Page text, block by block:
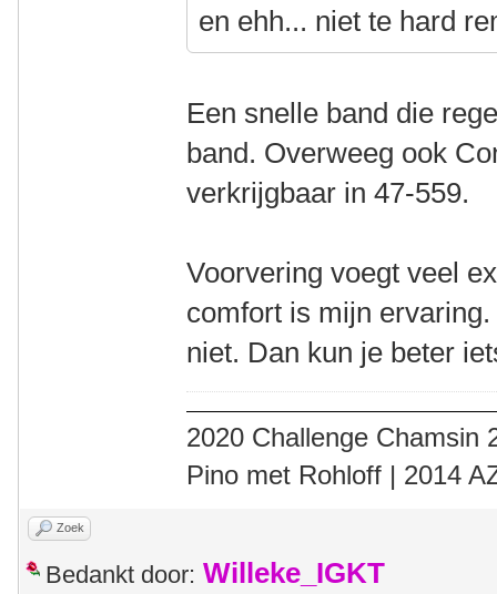
en ehh... niet te hard
Een snelle band die
band. Overweeg ook
verkrijgbaar in 47-559.
Voorvering voegt veel
comfort is mijn
niet. Dan kun je beter
2020 Challenge Chamsin
Pino met Rohloff | 2014
Zoek
Bedankt door: Willeke_IGKT